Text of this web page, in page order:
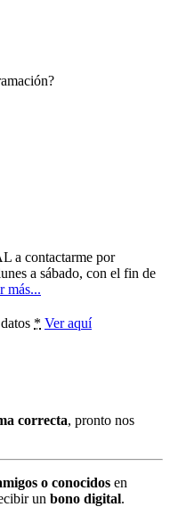
a contactarme por
a sábado, con el fin de
más...
* Ver aquí
correcta, pronto nos
o conocidos en
un bono digital.